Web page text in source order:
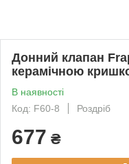
Донний клапан
керамічною
В наявності
Код: F60-8
Роздріб
677 ₴